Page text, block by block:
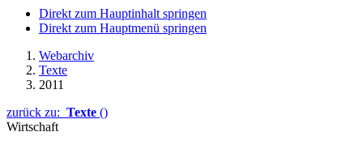
Direkt zum Hauptinhalt springen
Direkt zum Hauptmenü springen
Webarchiv
Texte
2011
zurück zu: Texte ()
Wirtschaft